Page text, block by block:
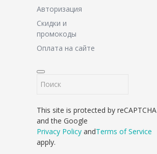
Авторизация
Скидки и
промокоды
Оплата на сайте
This site is protected by reCAPTCHA
and the Google
Privacy Policy andTerms of Service
apply.